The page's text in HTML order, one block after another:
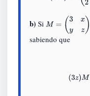
b) Si M= (3 x yz
sabiendo que
(3z